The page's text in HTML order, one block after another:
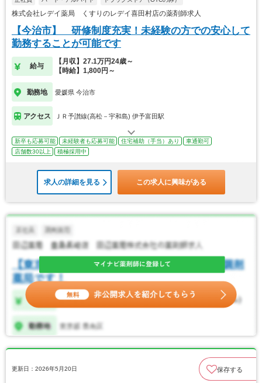
株式会社レデイ薬局 くすりのレデイ喜田村店の薬剤師求人
【今治市】 研修制度充実！未経験の方での安心して
勤務することが可能です
給与
【月収】27.1万円24歳～
【時給】1,800円～
勤務地 愛媛県 今治市
アクセス ＪＲ予讃線(高松－宇和島) 伊予富田駅
新卒も応募可能 未経験者も応募可能 住宅補助（手当）あり
車通勤可
店舗数30以上
積極採用中
求人の詳細を見る この求人に興味がある
更新日：2026年5月20日 保存する